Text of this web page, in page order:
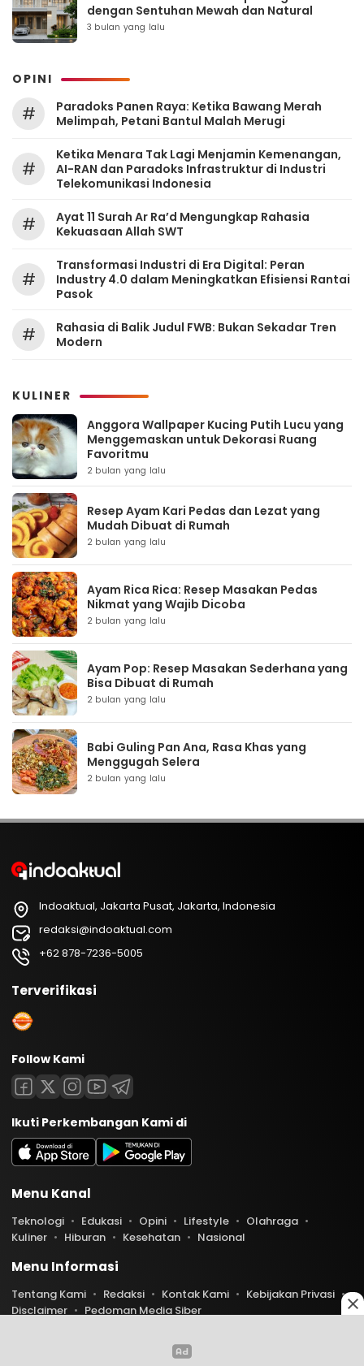
dengan Sentuhan Mewah dan Natural
3 bulan yang lalu
OPINI
#
Paradoks Panen Raya: Ketika Bawang Merah
Melimpah, Petani Bantul Malah Merugi
#
Ketika Menara Tak Lagi Menjamin Kemenangan,
AI-RAN dan Paradoks Infrastruktur di Industri
Telekomunikasi Indonesia
#
Ayat 11 Surah Ar Ra’d Mengungkap Rahasia
Kekuasaan Allah SWT
#
Transformasi Industri di Era Digital: Peran
Industry 4.0 dalam Meningkatkan Efisiensi Rantai
Pasok
#
Rahasia di Balik Judul FWB: Bukan Sekadar Tren
Modern
KULINER
Anggora Wallpaper Kucing Putih Lucu yang
Menggemaskan untuk Dekorasi Ruang
Favoritmu
2 bulan yang lalu
Resep Ayam Kari Pedas dan Lezat yang
Mudah Dibuat di Rumah
2 bulan yang lalu
Ayam Rica Rica: Resep Masakan Pedas
Nikmat yang Wajib Dicoba
2 bulan yang lalu
Ayam Pop: Resep Masakan Sederhana yang
Bisa Dibuat di Rumah
2 bulan yang lalu
Babi Guling Pan Ana, Rasa Khas yang
Menggugah Selera
2 bulan yang lalu
Indoaktual, Jakarta Pusat, Jakarta, Indonesia
redaksi@indoaktual.com
+62 878-7236-5005
Terverifikasi
Follow Kami
Ikuti Perkembangan Kami di
Menu Kanal
Teknologi Edukasi Opini Lifestyle
Olahraga
Kuliner
Hiburan Kesehatan Nasional
Menu Informasi
Tentang Kami Redaksi Kontak Kami
Kebijakan Privasi
Disclaimer
Pedoman Media Siber